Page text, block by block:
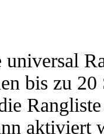
universal
bis zu 20
aktiviert